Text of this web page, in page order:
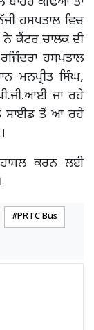
ਹਸਪਤਾਲ ਵਿਚ
ਕੈਂਟਰ ਚਾਲਕ ਦੀ
ਹਸਪਤਾਲ
ਮਨਪ੍ਰੀਤ ਸਿੰਘ,
ਜਾ ਰਹੇ
ਸਾਈਡ ਤੋਂ ਆ ਰਹੇ
ਕਰਨ ਲਈ
PRTC Bus